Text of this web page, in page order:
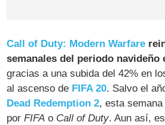
Call of Duty: Modern Warfare
semanales del periodo navideño
gracias a una subida del 42% en
al ascenso de FIFA 20. Salvo el
Dead Redemption 2, esta
porFIFA o Call of Duty. Aun así,